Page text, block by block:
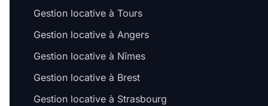
Gestion locative à Tours
Gestion locative à Angers
Gestion locative à Nîmes
Gestion locative à Brest
Gestion locative à Strasbourg